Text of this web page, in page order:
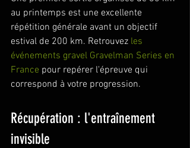
au printemps est une excellente
répétition générale avant un objectif
estival de 200 km. Retrouvez les
événements gravel Gravelman Series en
France pour repérer l'épreuve qui
correspond à votre progression.
Récupération : l'entraînement
invisible